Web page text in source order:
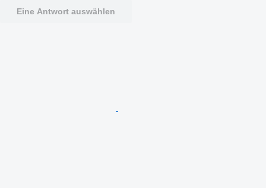
Eine Antwort auswählen